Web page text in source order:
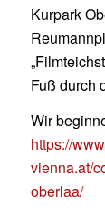
Kurpark
Fuß durch
Wir
https://
vienna.at/
oberlaa/